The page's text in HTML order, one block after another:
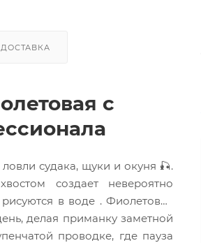
ДОСТАВКА
с
судака, щуки и окуня 🎣.
создает невероятно
в воде . Фиолетовая
делая приманку заметной
проводке, где пауза